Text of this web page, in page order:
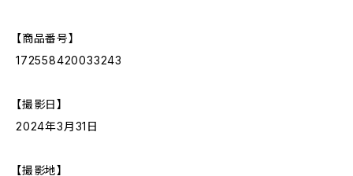
【商品番号】
172558420033243
【撮影日】
2024年3月31日
【撮影地】